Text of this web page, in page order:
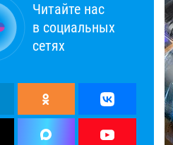
Читайте нас
в социальных
сетях